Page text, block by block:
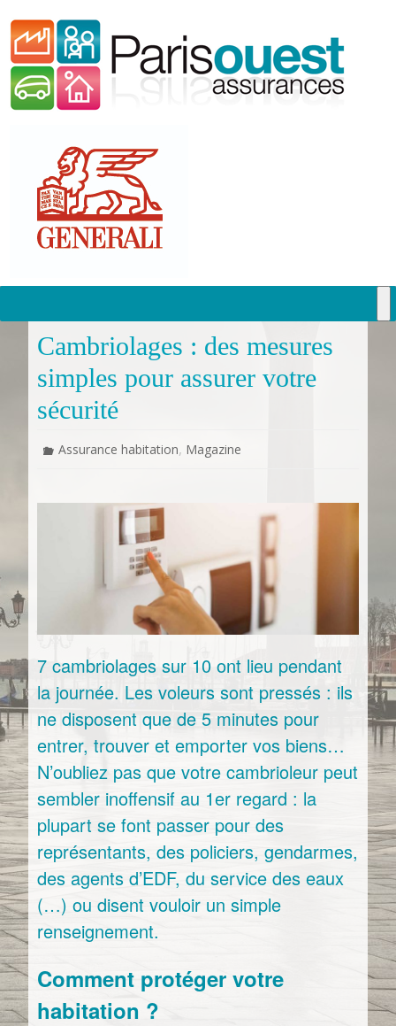
vers
contenu
vers
contenuCambriolages : des mesures
simples pour assurer votre
sécurité
Assurance habitation, Magazine
7 cambriolages sur 10 ont lieu pendant
la journée. Les voleurs sont pressés : ils
ne disposent que de 5 minutes pour
entrer, trouver et emporter vos biens…
N’oubliez pas que votre cambrioleur peut
sembler inoffensif au 1er regard : la
plupart se font passer pour des
représentants, des policiers, gendarmes,
des agents d’EDF, du service des eaux
(…) ou disent vouloir un simple
renseignement.
Comment protéger votre
habitation ?